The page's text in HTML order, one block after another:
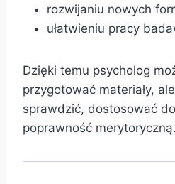
rozwijaniu nowych
ułatwieniu pracy
Dzięki temu psycholog
przygotować materiały,
sprawdzić, dostosować
poprawność merytoryczną.